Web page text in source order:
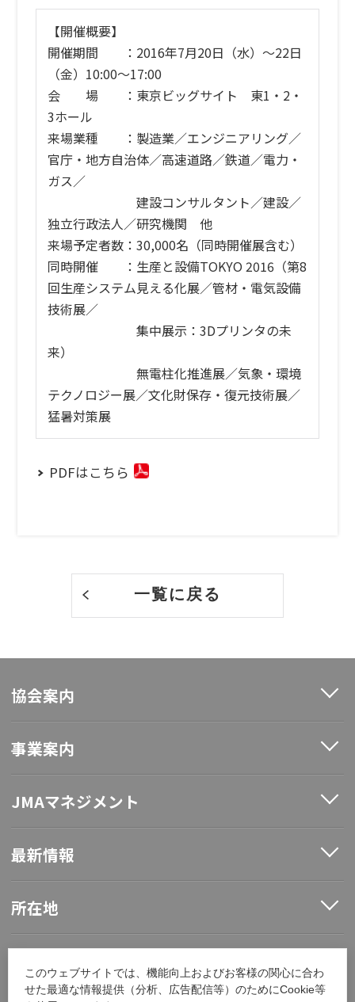
このウェブサイトでは、機能向上およびお客様の関心に合わ
せた最適な情報提供（分析、広告配信等）のためにCookie等
【開催概要】
開催期間 ：2016年7月20日（水）〜22日
（金）10:00〜17:00
会 場 ：東京ビッグサイト 東1・2・
3ホール
来場業種 ：製造業／エンジニアリング／
官庁・地方自治体／高速道路／鉄道／電力・
ガス／
建設コンサルタント／建設／
独立行政法人／研究機関 他
来場予定者数：30,000名（同時開催展含む）
同時開催 ：生産と設備TOKYO 2016（第8
回生産システム見える化展／管材・電気設備
技術展／
集中展示：3Dプリンタの未
来）
無電柱化推進展／気象・環境
テクノロジー展／文化財保存・復元技術展／
猛暑対策展
PDFはこちら
一覧に戻る
協会案内
事業案内
JMAマネジメント
最新情報
所在地